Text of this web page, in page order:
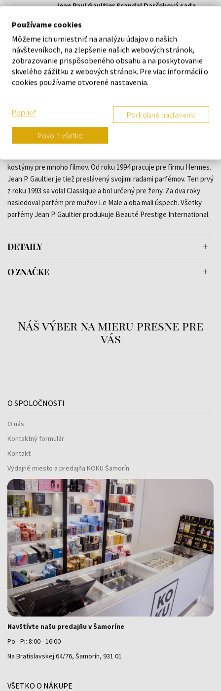
Jean Paul Gaultier Scandal Darčeková sada,
Darčekové sady - Ženy
Skladom
Jean P. Gaultier - Francúzsky návrhár módy Jean Paul Gaultier sa
predstavil prvou vlastnou kolekciou v roku 1976. Čoskoro sa stal
prezývaný "rebelský chlapec" francúzskej módy, pretože rada
ďalších kolekcií niesla základy z pouličnej módy a aj z ľudovej kultúry.
kostýmy pre mnoho filmov. Od roku 1994 pracuje pre firmu Hermes.
Jean P. Gaultier je tiež preslávený svojimi radami parfémov. Ten prvý
z roku 1993 sa volal Classique a bol určený pre ženy. Za dva roky
nasledoval parfém pre mužov Le Male a oba mali úspech. Všetky
parfémy Jean P. Gaultier produkuje Beauté Prestige International.
DETAILY
O ZNAČKE
Náš výber na mieru presne pre
vás
O SPOLOČNOSTI
O nás
Kontaktný formulár
Kontakt
Výdajné miesto a predajňa KOKU Šamorín
Navštívte našu predajňu v Šamoríne
Po - Pi: 8:00 - 16:00
Na Bratislavskej 64/76, Šamorín, 931 01
VŠETKO O NÁKUPE
Používame cookies
Môžeme ich umiestniť na analýzu údajov o našich
návštevníkoch, na zlepšenie našich webových stránok,
zobrazovanie prispôsobeného obsahu a na poskytovanie
skvelého zážitku z webových stránok. Pre viac informácií o
cookies používame otvorené nastavenia.
Poprieť Podrobné nastavenia
Povoliť všetko